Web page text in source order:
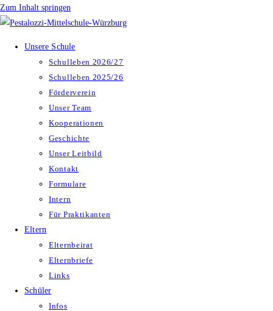
Zum Inhalt springen
Unsere Schule
Schulleben 2026/27
Schulleben 2025/26
Förderverein
Unser Team
Kooperationen
Geschichte
Unser Leitbild
Kontakt
Formulare
Intern
Für Praktikanten
Eltern
Elternbeirat
Elternbriefe
Links
Schüler
Infos